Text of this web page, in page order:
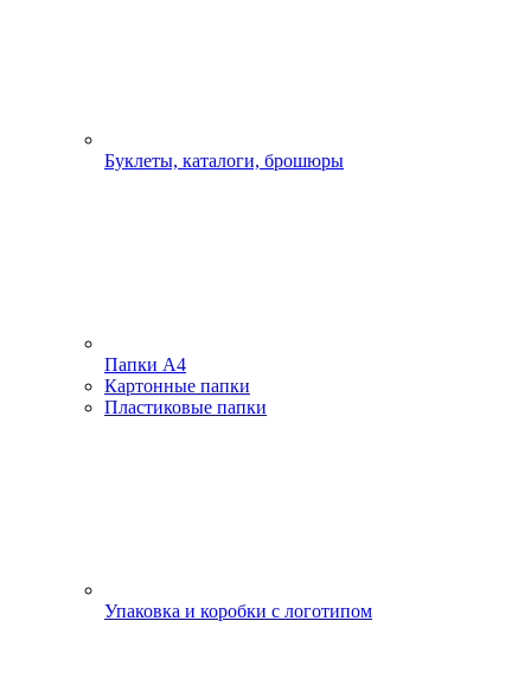
Буклеты, каталоги, брошюры
Папки А4
Картонные папки
Пластиковые папки
Упаковка и коробки с логотипом